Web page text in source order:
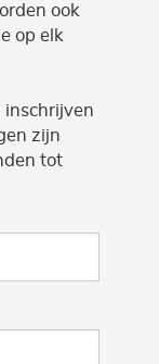
ook
op elk
inschrijven
zijn
tot